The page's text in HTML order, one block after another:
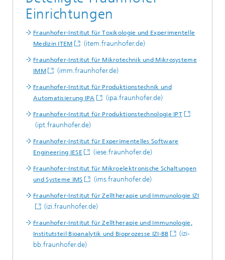
Einrichtungen
Fraunhofer-Institut für Toxikologie und Experimentelle
Medizin ITEM
(item.fraunhofer.de)
Fraunhofer-Institut für Mikrotechnik und Mikrosysteme
IMM
(imm.fraunhofer.de)
Fraunhofer-Institut für Produktionstechnik und
Automatisierung IPA
(ipa.fraunhofer.de)
Fraunhofer-Institut für Produktionstechnologie IPT
(ipt.fraunhofer.de)
Fraunhofer-Institut für Experimentelles Software
Engineering IESE
(iese.fraunhofer.de)
Fraunhofer-Institut für Mikroelektronische Schaltungen
und Systeme IMS
(ims.fraunhofer.de)
Fraunhofer-Institut für Zelltherapie und Immunologie IZI
(izi.fraunhofer.de)
Fraunhofer-Institut für Zelltherapie und Immunologie,
Institutsteil Bioanalytik und Bioprozesse IZI-BB
(izi-
bb.fraunhofer.de)